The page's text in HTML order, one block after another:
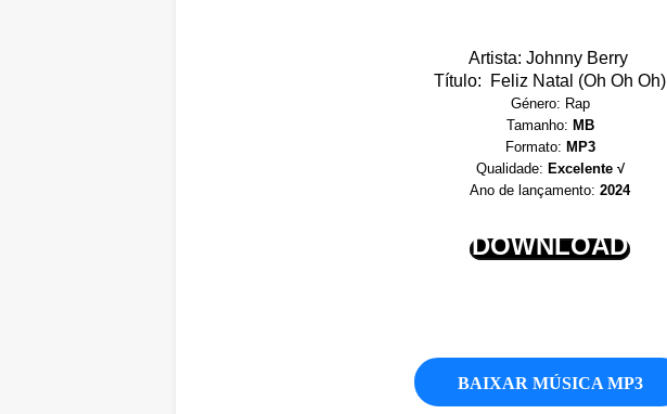
Artista: Johnny Berry
Título: Feliz Natal (Oh Oh Oh)
Género: Rap
Tamanho: MB
Formato: MP3
Qualidade: Excelente √
Ano de lançamento: 2024
DOWNLOAD
BAIXAR MÚSICA MP3